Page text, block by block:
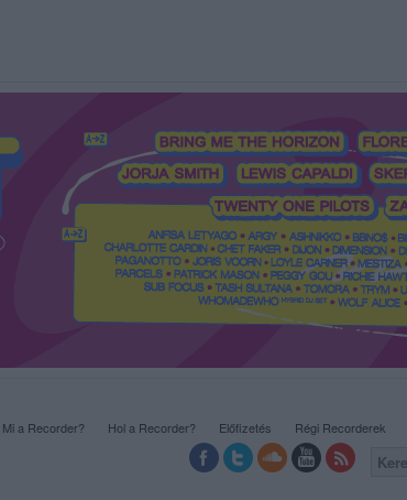
Mi a Recorder? Hol a Recorder? Előfizetés Régi Recorderek